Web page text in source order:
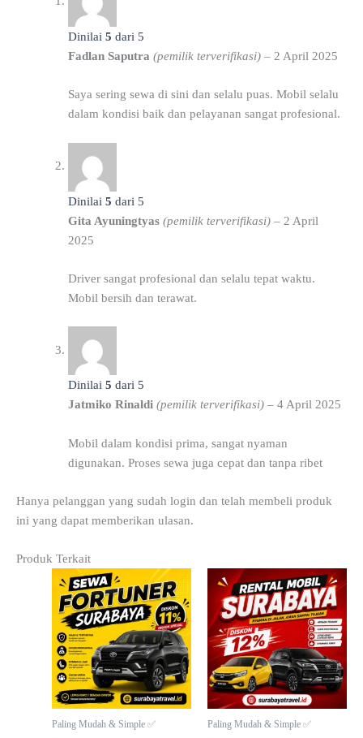
Dinilai 5 dari 5
Fadlan Saputra (pemilik terverifikasi) – 2 April 2025
Saya sering sewa di sini dan selalu puas. Mobil selalu
dalam kondisi baik dan pelayanan sangat profesional.
Dinilai 5 dari 5
Gita Ayuningtyas (pemilik terverifikasi) – 2 April
2025
Driver sangat profesional dan selalu tepat waktu.
Mobil bersih dan terawat.
Dinilai 5 dari 5
Jatmiko Rinaldi (pemilik terverifikasi) – 4 April 2025
Mobil dalam kondisi prima, sangat nyaman
digunakan. Proses sewa juga cepat dan tanpa ribet
Hanya pelanggan yang sudah login dan telah membeli produk
ini yang dapat memberikan ulasan.
Produk Terkait
Paling Mudah & Simple ✅ Paling Mudah & Simple ✅